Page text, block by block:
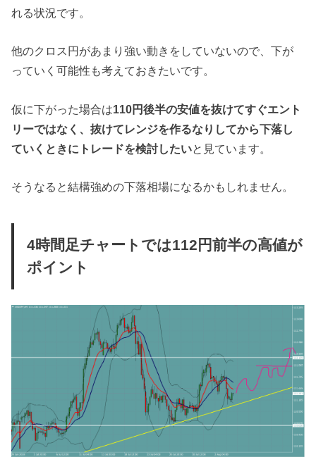
れる状況です。
他のクロス円があまり強い動きをしていないので、下が
っていく可能性も考えておきたいです。
仮に下がった場合は110円後半の安値を抜けてすぐエント
リーではなく、抜けてレンジを作るなりしてから下落し
ていくときにトレードを検討したいと見ています。
そうなると結構強めの下落相場になるかもしれません。
4時間足チャートでは112円前半の高値が
ポイント